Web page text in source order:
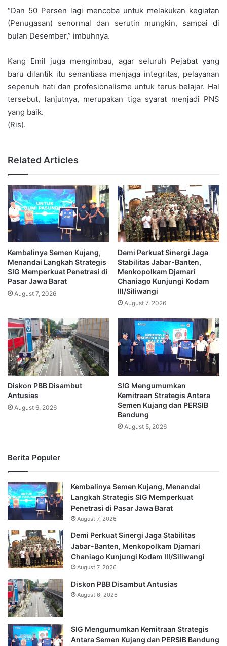
“Dan 50 Persen lagi mencoba untuk melakukan kegiatan
(Penugasan) senormal dan serutin mungkin, sampai di
bulan Desember,” imbuhnya.
Kang Emil juga mengimbau, agar seluruh Pejabat yang
baru dilantik itu senantiasa menjaga integritas, pelayanan
sepenuh hati dan profesionalisme untuk terus belajar. Hal
tersebut, lanjutnya, merupakan tiga syarat menjadi PNS
yang baik.
(Ris).
Related Articles
Kembalinya Semen Kujang,
Menandai Langkah Strategis
SIG Memperkuat Penetrasi di
Pasar Jawa Barat
August 7, 2026
Demi Perkuat Sinergi Jaga
Stabilitas Jabar-Banten,
Menkopolkam Djamari
Chaniago Kunjungi Kodam
III/Siliwangi
August 7, 2026
Diskon PBB Disambut
Antusias
August 6, 2026
SIG Mengumumkan
Kemitraan Strategis Antara
Semen Kujang dan PERSIB
Bandung
August 5, 2026
Berita Populer
Kembalinya Semen Kujang, Menandai
Langkah Strategis SIG Memperkuat
Penetrasi di Pasar Jawa Barat
August 7, 2026
Demi Perkuat Sinergi Jaga Stabilitas
Jabar-Banten, Menkopolkam Djamari
Chaniago Kunjungi Kodam III/Siliwangi
August 7, 2026
Diskon PBB Disambut Antusias
August 6, 2026
SIG Mengumumkan Kemitraan Strategis
Antara Semen Kujang dan PERSIB Bandung